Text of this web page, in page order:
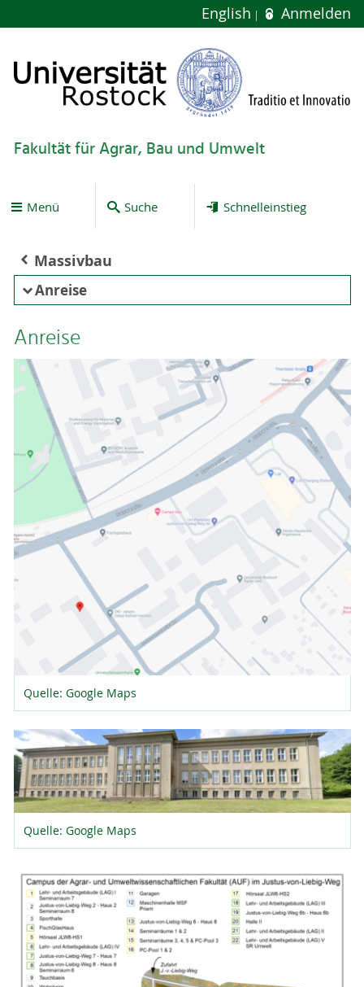
English Anmelden
Fakultät für Agrar, Bau und Umwelt
Menü Suche Schnelleinstieg
Massivbau
Anreise
Anreise
Quelle: Google Maps
Quelle: Google Maps